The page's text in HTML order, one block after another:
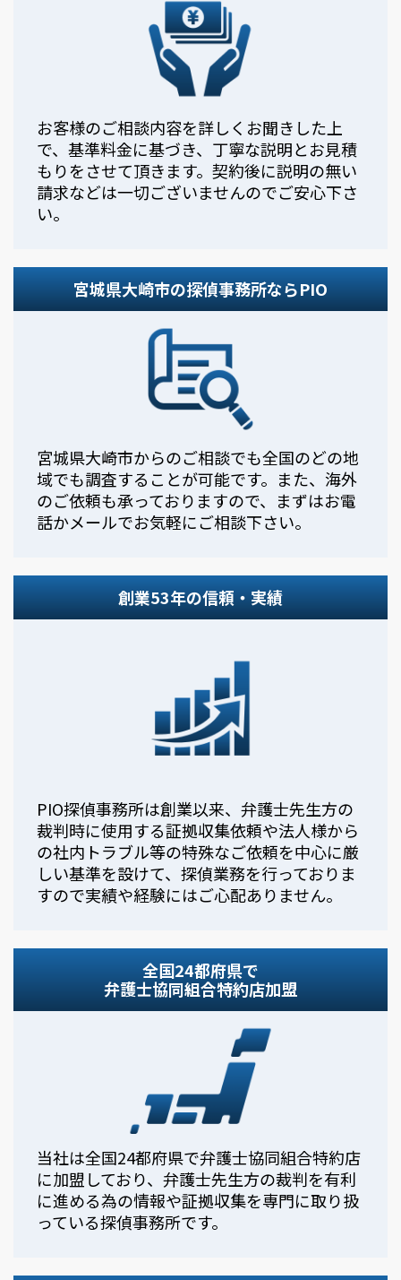
お客様のご相談内容を詳しくお聞きした上
で、基準料金に基づき、丁寧な説明とお見積
もりをさせて頂きます。契約後に説明の無い
請求などは一切ございませんのでご安心下さ
い。
宮城県大崎市の探偵事務所ならPIO
宮城県大崎市からのご相談でも全国のどの地
域でも調査することが可能です。また、海外
のご依頼も承っておりますので、まずはお電
話かメールでお気軽にご相談下さい。
創業53年の信頼・実績
PIO探偵事務所は創業以来、弁護士先生方の
裁判時に使用する証拠収集依頼や法人様から
の社内トラブル等の特殊なご依頼を中心に厳
しい基準を設けて、探偵業務を行っておりま
すので実績や経験にはご心配ありません。
全国24都府県で
弁護士協同組合特約店加盟
当社は全国24都府県で弁護士協同組合特約店
に加盟しており、弁護士先生方の裁判を有利
に進める為の情報や証拠収集を専門に取り扱
っている探偵事務所です。